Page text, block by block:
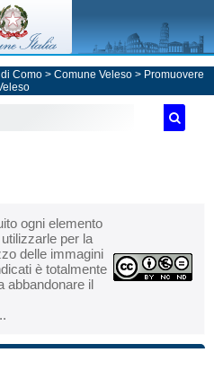
Como> Comune Veleso> Promuovere
ogni elemento
per la
delle immagini
è totalmente
abbandonare il